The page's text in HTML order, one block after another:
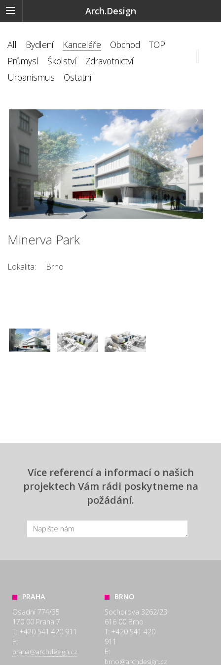
Arch.Design
All Bydlení Kanceláře Obchod
TOP
Průmysl
Školství
Zdravotnictví
Urbanismus
Ostatní
‹ ›
Minerva Park
Lokalita: Brno
Více referencí a informací o našich
projektech Vám rádi poskytneme na
požádání.
PRAHA
Osadní 774/35
170 00 Praha 7
T: +420 541 420 911
E:
praha@archdesign.cz
BRNO
Sochorova 3262/23
616 00 Brno
T: +420 541 420
911
E:
brno@archdesign.cz